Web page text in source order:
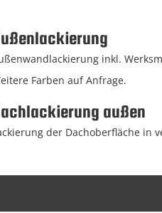
inkl.
Farben auf Anfrage.
außen
der Dachoberfläche in